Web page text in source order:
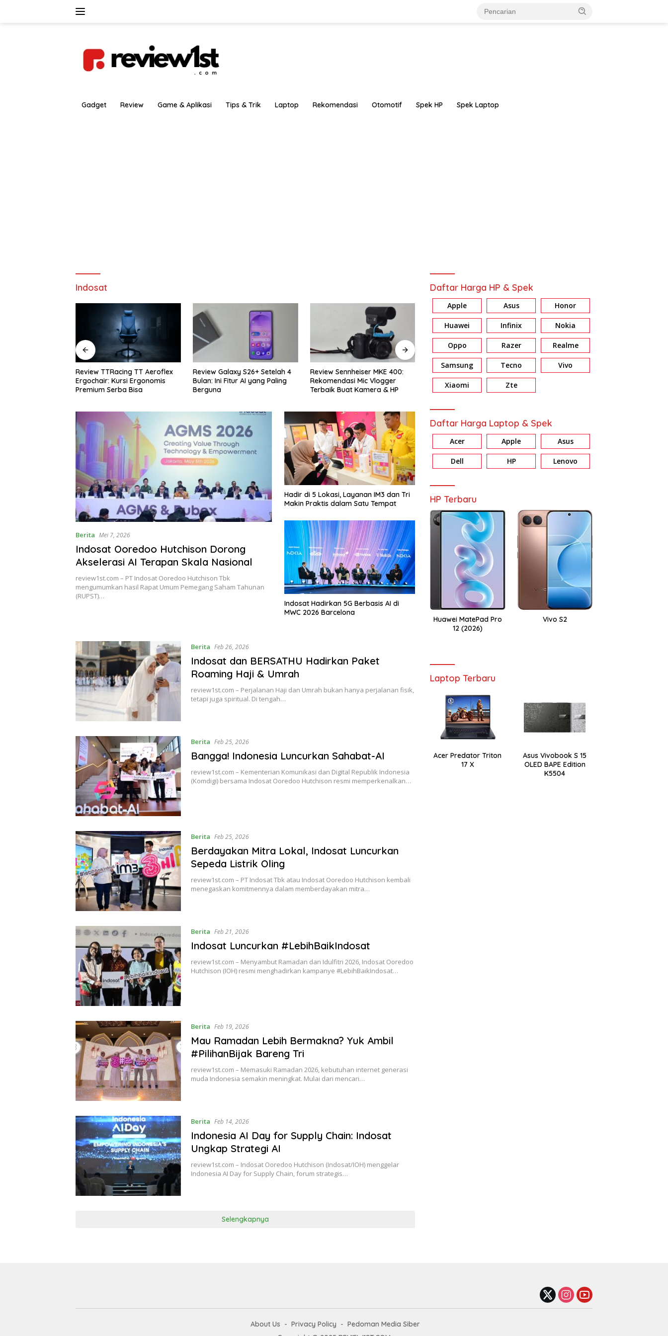
Gadget Review Game & Aplikasi Tips & Trik Laptop Rekomendasi Otomotif Spek HP Spek Laptop
Indosat
Review Galaxy S26+ Setelah 4
Bulan: Ini Fitur AI yang Paling
Berguna
Review Sennheiser MKE 400:
Rekomendasi Mic Vlogger
Terbaik Buat Kamera & HP
Review Xiaomi Smart Band 10
Pro: Harga Sejutaan, Fiturnya
Bikin Nagih!
Review HONOR X7d: Baterai &
Memori Jumbo, Harga Masuk
Review Galaxy A37 5G:
Berita Mei 7, 2026
Indosat Ooredoo Hutchison Dorong
Akselerasi AI Terapan Skala Nasional
review1st.com – PT Indosat Ooredoo Hutchison Tbk
mengumumkan hasil Rapat Umum Pemegang Saham Tahunan
(RUPST)…
Hadir di 5 Lokasi, Layanan IM3 dan Tri
Makin Praktis dalam Satu Tempat
Indosat Hadirkan 5G Berbasis AI di
MWC 2026 Barcelona
Berita Feb 26, 2026
Indosat dan BERSATHU Hadirkan Paket
Roaming Haji & Umrah
review1st.com – Perjalanan Haji dan Umrah bukan hanya perjalanan fisik,
tetapi juga spiritual. Di tengah…
Berita Feb 25, 2026
Bangga! Indonesia Luncurkan Sahabat-AI
review1st.com – Kementerian Komunikasi dan Digital Republik Indonesia
(Komdigi) bersama Indosat Ooredoo Hutchison resmi memperkenalkan…
Berita Feb 25, 2026
Berdayakan Mitra Lokal, Indosat Luncurkan
Sepeda Listrik Oling
review1st.com – PT Indosat Tbk atau Indosat Ooredoo Hutchison kembali
menegaskan komitmennya dalam memberdayakan mitra…
Berita Feb 21, 2026
Indosat Luncurkan #LebihBaikIndosat
review1st.com – Menyambut Ramadan dan Idulfitri 2026, Indosat Ooredoo
Hutchison (IOH) resmi menghadirkan kampanye #LebihBaikIndosat…
Berita Feb 19, 2026
Mau Ramadan Lebih Bermakna? Yuk Ambil
#PilihanBijak Bareng Tri
review1st.com – Memasuki Ramadan 2026, kebutuhan internet generasi
muda Indonesia semakin meningkat. Mulai dari mencari…
Berita Feb 14, 2026
Indonesia AI Day for Supply Chain: Indosat
Ungkap Strategi AI
review1st.com – Indosat Ooredoo Hutchison (Indosat/IOH) menggelar
Indonesia AI Day for Supply Chain, forum strategis…
Selengkapnya
Daftar Harga HP & Spek
Apple Asus Honor
Huawei Infinix Nokia
Oppo Razer Realme
Samsung Tecno Vivo
Xiaomi Zte
Daftar Harga Laptop & Spek
Acer Apple Asus
Dell HP Lenovo
HP Terbaru
Huawei MatePad Pro
12 (2026)
Vivo S2
Laptop Terbaru
Acer Predator Triton
17 X
Asus Vivobook S 15
OLED BAPE Edition
K5504
About Us Privacy Policy
Pedoman Media Siber